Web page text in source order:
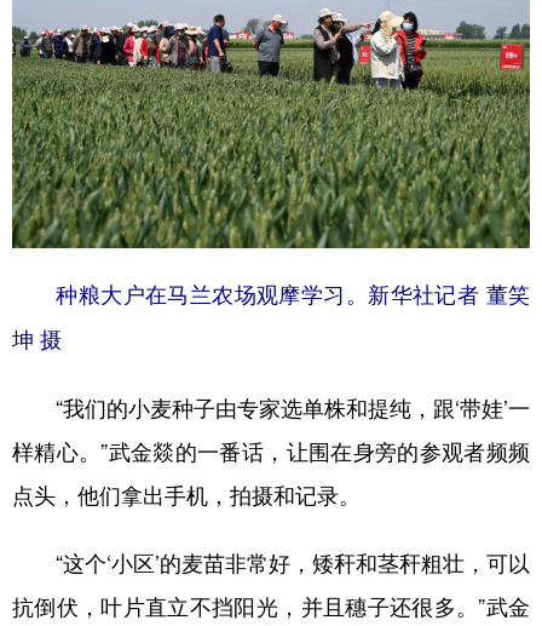
种粮大户在马兰农场观摩学习。新华社记者 董笑
坤 摄
“我们的小麦种子由专家选单株和提纯，跟‘带娃’一
样精心。”武金燚的一番话，让围在身旁的参观者频频
点头，他们拿出手机，拍摄和记录。
“这个‘小区’的麦苗非常好，矮秆和茎秆粗壮，可以
抗倒伏，叶片直立不挡阳光，并且穗子还很多。”武金